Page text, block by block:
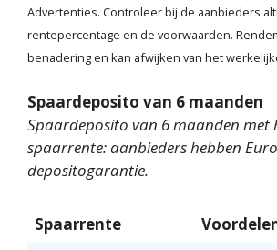
Advertenties. Controleer bij de aanbieders
rentepercentage en de voorwaarden.
benadering en kan afwijken van het
Spaardeposito van 6 maanden
Spaardeposito van 6 maanden met
spaarrente: aanbieders hebben
depositogarantie.
Spaarrente